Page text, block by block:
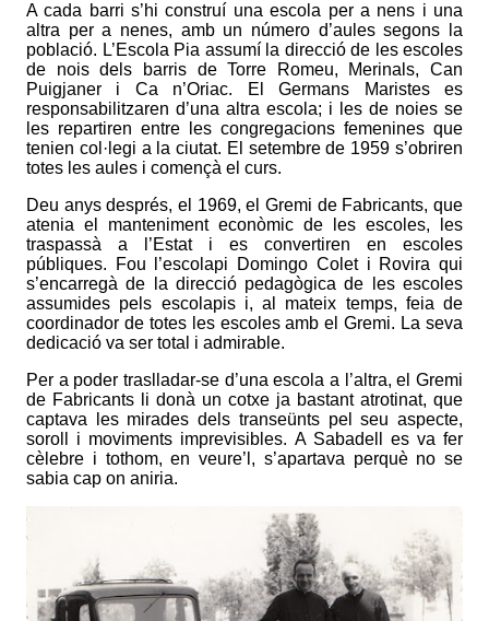
A cada barri s’hi construí una escola per a nens i una
altra per a nenes, amb un número d’aules segons la
població. L’Escola Pia assumí la direcció de les escoles
de nois dels barris de Torre Romeu, Merinals, Can
Puigjaner i Ca n’Oriac. El Germans Maristes es
responsabilitzaren d’una altra escola; i les de noies se
les repartiren entre les congregacions femenines que
tenien col·legi a la ciutat. El setembre de 1959 s’obriren
totes les aules i començà el curs.
Deu anys després, el 1969, el Gremi de Fabricants, que
atenia el manteniment econòmic de les escoles, les
traspassà a l’Estat i es convertiren en escoles
públiques. Fou l’escolapi Domingo Colet i Rovira qui
s’encarregà de la direcció pedagògica de les escoles
assumides pels escolapis i, al mateix temps, feia de
coordinador de totes les escoles amb el Gremi. La seva
dedicació va ser total i admirable.
Per a poder traslladar-se d’una escola a l’altra, el Gremi
de Fabricants li donà un cotxe ja bastant atrotinat, que
captava les mirades dels transeünts pel seu aspecte,
soroll i moviments imprevisibles. A Sabadell es va fer
cèlebre i tothom, en veure’l, s’apartava perquè no se
sabia cap on aniria.